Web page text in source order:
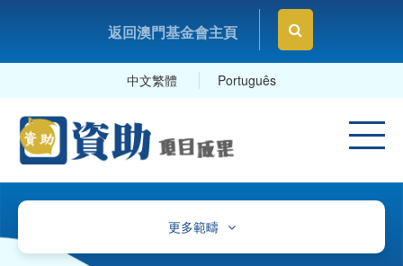
返回澳門基金會主頁
中文繁體 Português
更多範疇
文化、體育及康樂